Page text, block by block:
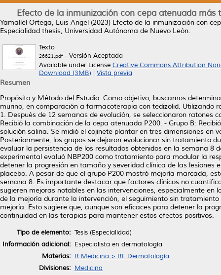
Efecto de la inmunización con cepa atenuada
Yamallel Ortega, Luis Angel (2023) Efecto de la inmunización con
Especialidad thesis, Universidad Autónoma de Nuevo León.
Texto
26621.pdf- Versión Aceptada
Available under License Creative Commons Attribution
Download (3MB)
Vista previa
Resumen
Propósito y Método del Estudio: Como objetivo, buscamos
murino, en comparación a farmacoterapia con tedizolid. Utilizando
1. Después de 12 semanas de evolución, se seleccionaron ratones
Recibió la combinación de la cepa atenuada P200. - Grupo B:
solución salina. Se midió el cojinete plantar en tres dimensiones
Posteriormente, los grupos se dejaron evolucionar sin tratamiento
evaluar la persistencia de los resultados obtenidos en la semana 8
experimental evaluó NBP200 como tratamiento para modular la
detener la progresión en tamaño y severidad clínica de las
placebo. A pesar de que el grupo P200 mostró mejoría marcada,
semana 8. Es importante destacar que factores clínicos no
sugieren mejoras notables en las intervenciones, especialmente en
de la mejoría durante la intervención, el seguimiento sin
mejoría. Esto sugiere que, aunque son eficaces para detener la
continuidad en las terapias para mantener estos efectos positivos.
Tipo de elemento: Tesis (Especialidad)
Información adicional: Especialista en dermatología
Materias: R Medicina > RL Dermatología
Divisiones: Medicina